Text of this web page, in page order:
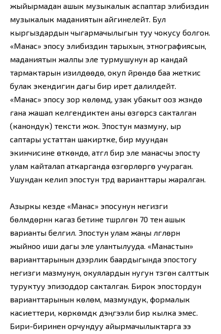
жыйырмадан ашык музыкалык аспаптар элибиздин
музыкалык маданиятын айгинелейт. Бул
кыргыздардын чыгармачылыгын туу чокусу болгон.
«Манас» эпосу элибиздин тарыхын, этнографиясын,
маданиятын жалпы эле турмушунун ар кандай
тармактарын изилдөөдө, окуп үйрөнүүдө баа жеткис
булак экендигин дагы бир ирет далилдейт.
«Манас» эпосу зор көлөмдүү, узак убакыт ооз жүзүндө
гана жашап келгендиктен аны өзгөрүүсүз сакталган
(канондук) тексти жок. Эпостун мазмуну, ыр
саптары устаттан шакиртке, бир муундан
экинчисине өткөндө, атүгүл бир эле манасчы эпосту
улам кайталап аткарганда өзгөрүүлөргө учураган.
Ушундан келип эпостун түрдүү варианттары жаралган.
Азыркы кезде «Манас» эпосунун негизги
бөлүмдөрүнүн кагаз бетине түшүрүлгөн 70 тен ашык
варианты белгилүү. Эпостун улам жаңы үлгүлөрүн
жыйноо иши дагы эле улантылууда. «Манастын»
варианттарынын дээрлик баардыгында эпостогу
негизги мазмунун, окуялардын нугун түзгөн салттык
туруктуу эпизоддор сакталган. Бирок эпостордун
варианттарынын көлөмү, мазмундук, формалык
касиеттери, көркөмдүк дэңгээли бир кылка эмес.
Бири-биринен орчундуу айырмачылыктарга ээ